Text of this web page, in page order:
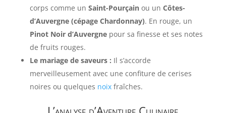
corps comme un Saint-Pourçainou un Côtes-
d’Auvergne (cépage Chardonnay). En rouge, un
Pinot Noir d’Auvergnepour sa finesse et ses notes
de fruits rouges.
Le mariage de saveurs : Il s’accorde
merveilleusement avec une confiture de cerises
noires ou quelques noixfraîches.